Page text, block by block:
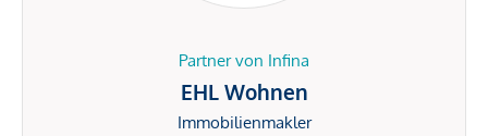
Partner von Infina
EHL Wohnen
Immobilienmakler